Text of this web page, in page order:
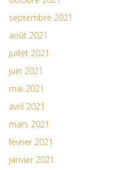
septembre 2021
août 2021
juillet 2021
juin 2021
mai 2021
avril 2021
mars 2021
février 2021
janvier 2021